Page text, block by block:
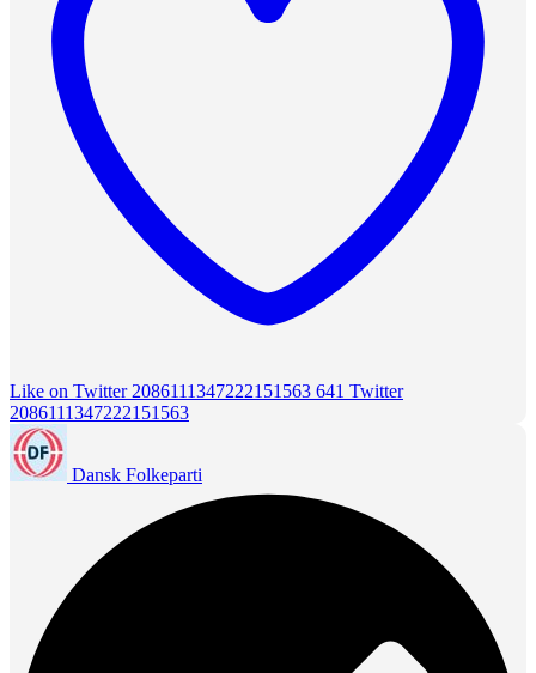
Like on Twitter 2086111347222151563 641 Twitter
2086111347222151563
Dansk Folkeparti